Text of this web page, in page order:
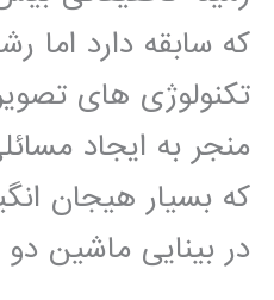
که سابقه دارد اما
تکنولوژی های
منجر به ایجاد
که بسیار هیجان
در بینایی ماشین